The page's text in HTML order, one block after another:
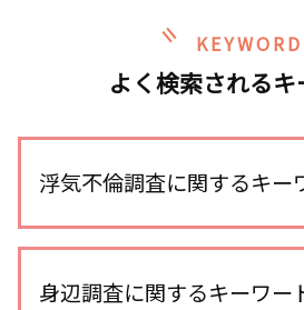
KEYWORD
よく検索されるキ
浮気不倫調査に関するキー
探偵 報告書
浮気調査 iphone
身辺調査に関するキーワー